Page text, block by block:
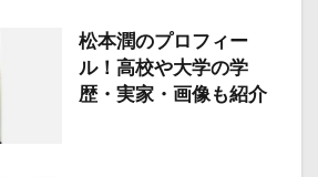
松本潤のプロフィー
ル！高校や大学の学
歴・実家・画像も紹介